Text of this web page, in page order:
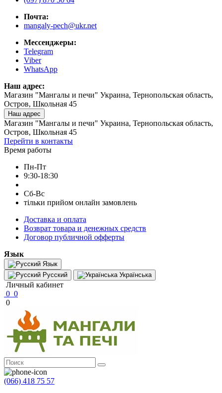
Почта:
mangaly-pech@ukr.net
Мессенджеры:
Telegram
Viber
WhatsApp
Наш адрес:
Магазин "Мангалы и печи" Украина, Тернопольская область,
Остров, Школьная 45
Наш адрес
Магазин "Мангалы и печи" Украина, Тернопольская область,
Остров, Школьная 45
Перейти в контакты
Время работы
Пн-Пт
9:30-18:30
Сб-Вс
тільки прийом онлайн замовлень
Доставка и оплата
Возврат товара и денежных средств
Договор публичной офферты
Язык
Язык
Русский
Українська
Личный кабинет
0 0
0
(066) 418 75 57